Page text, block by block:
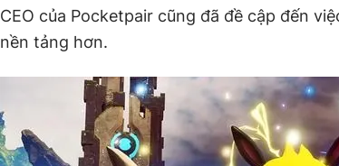
CEO của Pocketpair cũng đã đề cập đến
nền tảng hơn.